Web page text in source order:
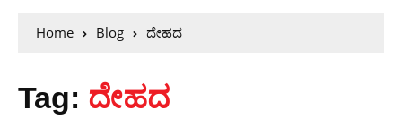
Home Blog ದೇಹದ
Tag: ದೇಹದ